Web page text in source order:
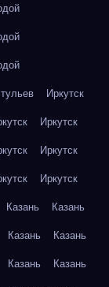
Иркутск
Иркутск
Иркутск
Иркутск
Казань
Казань
Казань
Казань
Казань
Казань